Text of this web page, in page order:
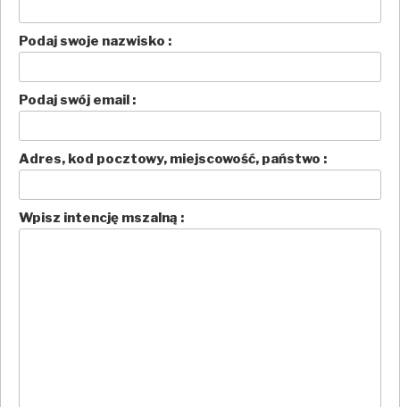
Podaj swoje nazwisko :
Podaj swój email :
Adres, kod pocztowy, miejscowość, państwo :
Wpisz intencję mszalną :